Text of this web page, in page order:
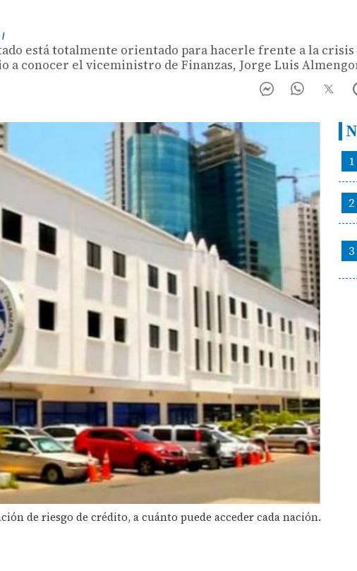
/
está totalmente orientado para hacerle frente a la crisis
a conocer el viceministro de Finanzas, Jorge Luis
de riesgo de crédito, a cuánto puede acceder cada nación.
1
2
3